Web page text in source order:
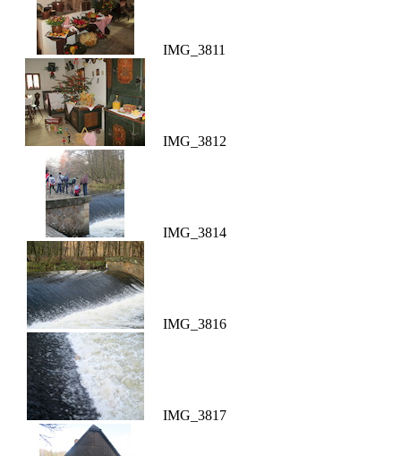
IMG_3811
IMG_3812
IMG_3814
IMG_3816
IMG_3817